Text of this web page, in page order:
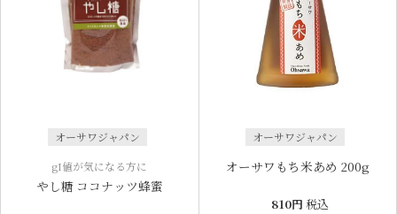
オーサワジャパン
gI値が気になる方に
やし糖 ココナッツ蜂蜜
オーサワジャパン
オーサワもち米あめ 200g
810 税込